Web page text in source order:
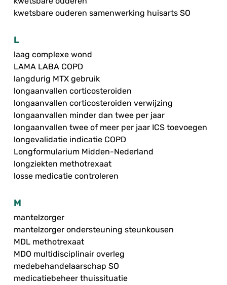
kwetsbare ouderen samenwerking huisarts SO
L
laag complexe wond
LAMA LABA COPD
langdurig MTX gebruik
longaanvallen corticosteroiden
longaanvallen corticosteroiden verwijzing
longaanvallen minder dan twee per jaar
longaanvallen twee of meer per jaar ICS toevoegen
longevalidatie indicatie COPD
Longformularium Midden-Nederland
longziekten methotrexaat
losse medicatie controleren
M
mantelzorger
mantelzorger ondersteuning steunkousen
MDL methotrexaat
MDO multidisciplinair overleg
medebehandelaarschap SO
medicatiebeheer thuissituatie